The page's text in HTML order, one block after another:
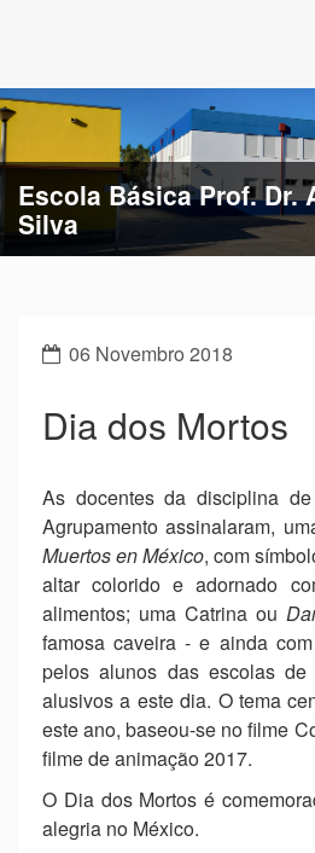
Escola Básica Prof. Dr.
Silva
Escola Básica de
06 Novembro 2018
Dia dos Mortos
As docentes da disciplina
Agrupamento assinalaram,
Muertos en México, com
altar colorido e adornado
alimentos; uma Catrina ou
famosa caveira - e ainda
pelos alunos das escolas
alusivos a este dia. O tema
este ano, baseou-se no filme
filme de animação 2017.
O Dia dos Mortos é
alegria no México.